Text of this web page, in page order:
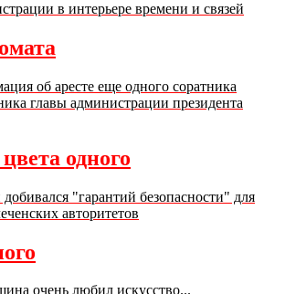
в интерьере времени и связей
об аресте еще одного соратника
главы администрации президента
одного
"гарантий безопасности" для
авторитетов
очень любил искусство...